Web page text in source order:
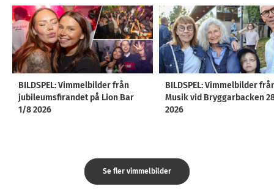
BILDSPEL: Vimmelbilder från
jubileumsfirandet på Lion Bar
1/8 2026
BILDSPEL: Vimmelbilder
Musik vid Bryggarbacken
2026
Se fler vimmelbilder